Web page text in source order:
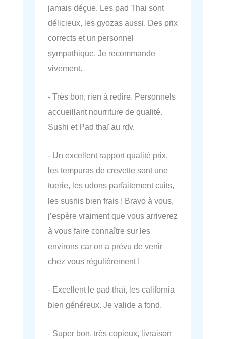
jamais déçue. Les pad Thai sont
délicieux, les gyozas aussi. Des prix
corrects et un personnel
sympathique. Je recommande
vivement.
- Très bon, rien à redire. Personnels
accueillant nourriture de qualité.
Sushi et Pad thaï au rdv.
- Un excellent rapport qualité prix,
les tempuras de crevette sont une
tuerie, les udons parfaitement cuits,
les sushis bien frais ! Bravo à vous,
j’espère vraiment que vous arriverez
à vous faire connaître sur les
environs car on a prévu de venir
chez vous régulièrement !
- Excellent le pad thaï, les california
bien généreux. Je valide a fond.
- Super bon, très copieux, livraison